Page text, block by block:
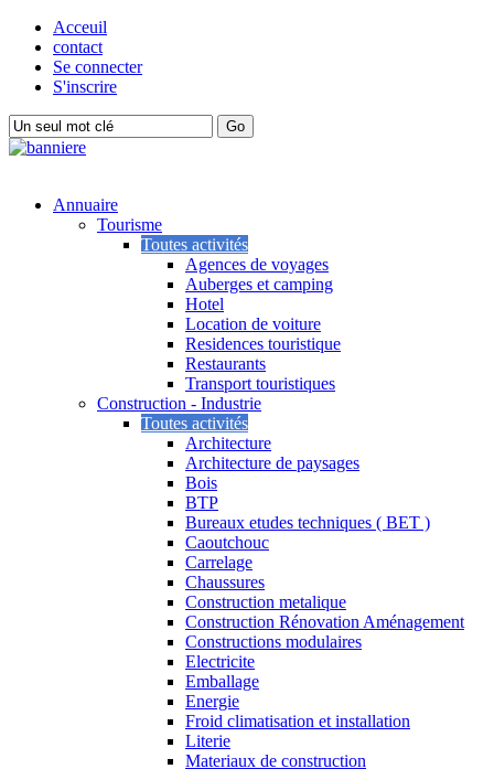
Acceuil
contact
Se connecter
S'inscrire
Annuaire
Tourisme
Toutes activités
Agences de voyages
Auberges et camping
Hotel
Location de voiture
Residences touristique
Restaurants
Transport touristiques
Construction - Industrie
Toutes activités
Architecture
Architecture de paysages
Bois
BTP
Bureaux etudes techniques ( BET )
Caoutchouc
Carrelage
Chaussures
Construction metalique
Construction Rénovation Aménagement
Constructions modulaires
Electricite
Emballage
Energie
Froid climatisation et installation
Literie
Materiaux de construction